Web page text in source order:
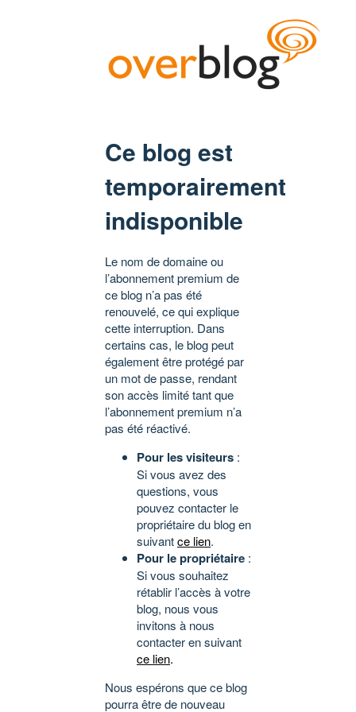
Ce blog est
temporairement
indisponible
Le nom de domaine ou
l’abonnement premium de
ce blog n’a pas été
renouvelé, ce qui explique
cette interruption. Dans
certains cas, le blog peut
également être protégé par
un mot de passe, rendant
son accès limité tant que
l’abonnement premium n’a
pas été réactivé.
Pour les visiteurs :
Si vous avez des
questions, vous
pouvez contacter le
propriétaire du blog en
suivantce lien.
Pour le propriétaire :
Si vous souhaitez
rétablir l’accès à votre
blog, nous vous
invitons à nous
contacter en suivant
ce lien.
Nous espérons que ce blog
pourra être de nouveau